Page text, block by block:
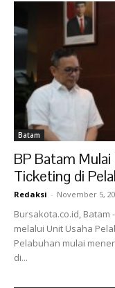
Batam
BP Batam
Ticketing di
Redaksi - November 5,
Bursakota.co.id, Batam
melalui Unit Usaha
Pelabuhan mulai
di...